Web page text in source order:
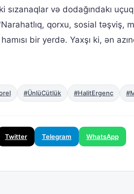
sızanaqlar və dodağındakı
qorxu, sosial
bir yerdə. Yaxşı ki, ən
#ÜnlüCütlük #HalitErgenç
Twitter Telegram WhatsApp